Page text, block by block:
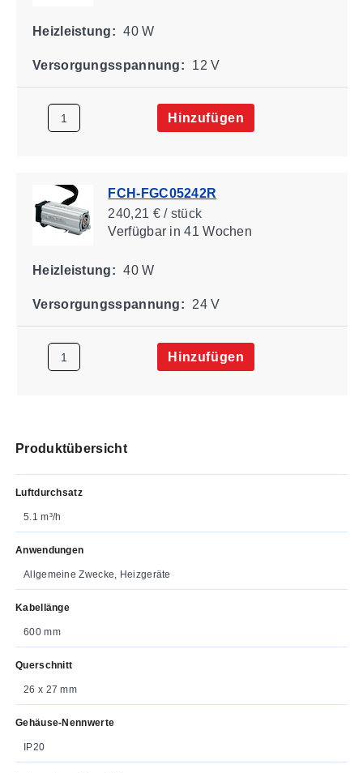
Heizleistung: 40 W
Versorgungsspannung: 12 V
Hinzufügen
FCH-FGC05242R
240,21 € / stück
Verfügbarin 41 Wochen
Heizleistung: 40 W
Versorgungsspannung: 24 V
Hinzufügen
Produktübersicht
Luftdurchsatz
5.1 m³/h
Anwendungen
Allgemeine Zwecke, Heizgeräte
Kabellänge
600 mm
Querschnitt
26 x 27 mm
Gehäuse-Nennwerte
IP20